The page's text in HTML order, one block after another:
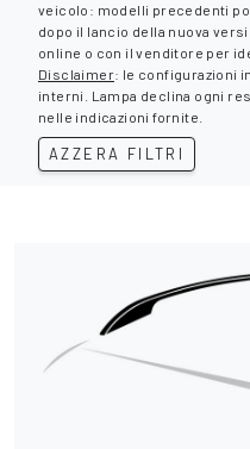
veicolo: modelli precedenti
dopo il lancio della nuova
online o con il venditore per
Disclaimer: le configurazioni
interni. Lampa declina ogni
nelle indicazioni fornite.
AZZERA FILTRI